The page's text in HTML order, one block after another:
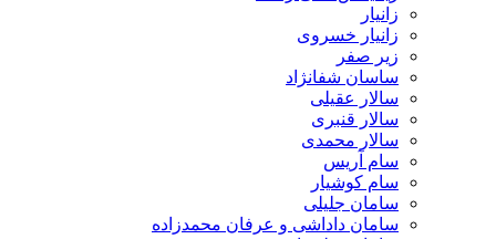
زانیار
زانیار خسروی
زیر صفر
ساسان شفانژاد
سالار عقیلی
سالار قنبری
سالار محمدی
سام آریس
سام کوشیار
سامان جلیلی
سامان داداشی و عرفان محمدزاده